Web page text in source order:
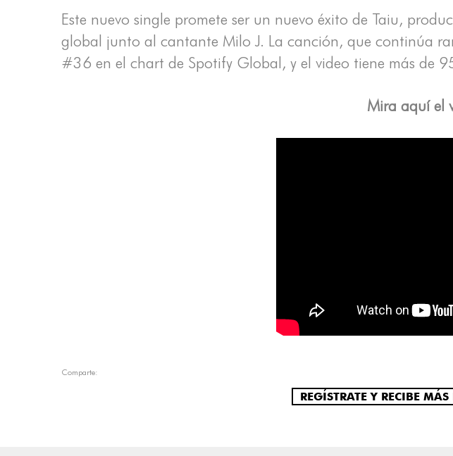
Este nuevo single promete ser un nuevo éxito de Taiu,
global junto al cantante Milo J. La canción, que continúa
#36 en el chart de Spotify Global, y el video tiene más de
Mira aquí el
Comparte:
REGÍSTRATE Y RECIBE